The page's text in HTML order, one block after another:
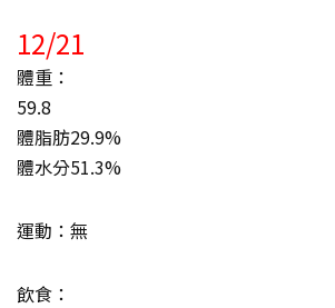
12/21
體重：
59.8
體脂肪29.9%
體水分51.3%
運動：無
飲食：